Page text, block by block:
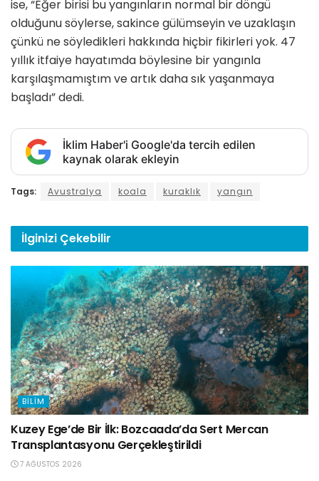
ise, “Eğer birisi bu yangınların normal bir döngü
olduğunu söylerse, sakince gülümseyin ve uzaklaşın
çünkü ne söyledikleri hakkında hiçbir fikirleri yok. 47
yıllık itfaiye hayatımda böylesine bir yangınla
karşılaşmamıştım ve artık daha sık yaşanmaya
başladı” dedi.
İklim Haber'i Google'da tercih edilen
kaynak olarak ekleyin
Tags: Avustralya koala kuraklık yangın
İlginizi Çekebilir
BILIM
Kuzey Ege’de Bir İlk: Bozcaada’da Sert Mercan
Transplantasyonu Gerçekleştirildi
7 AĞUSTOS 2026